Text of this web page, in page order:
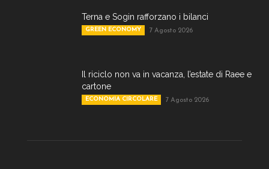
Terna e Sogin rafforzano i bilanci
GREEN ECONOMY 7 Agosto 2026
Il riciclo non va in vacanza, l’estate di Raee e
cartone
ECONOMIA CIRCOLARE 7 Agosto 2026